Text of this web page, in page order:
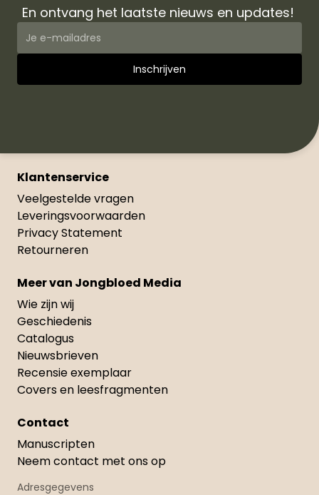
En ontvang het laatste nieuws en updates!
Klantenservice
Veelgestelde vragen
Leveringsvoorwaarden
Privacy Statement
Retourneren
Meer van Jongbloed Media
Wie zijn wij
Geschiedenis
Catalogus
Nieuwsbrieven
Recensie exemplaar
Covers en leesfragmenten
Contact
Manuscripten
Neem contact met ons op
Adresgegevens